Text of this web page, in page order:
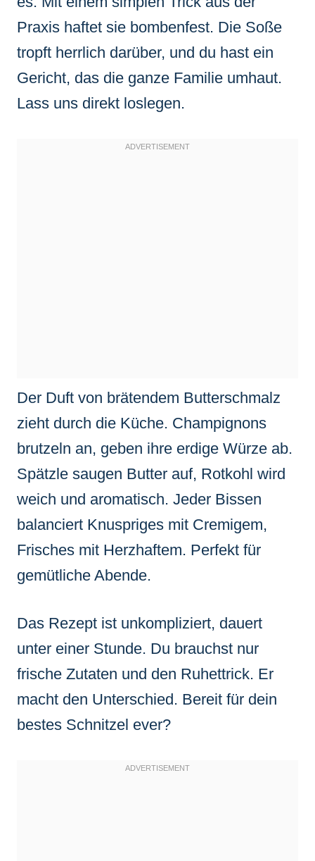
Praxis haftet sie bombenfest. Die Soße
tropft herrlich darüber, und du hast ein
Gericht, das die ganze Familie umhaut.
Lass uns direkt loslegen.
Der Duft von brätendem Butterschmalz
zieht durch die Küche. Champignons
brutzeln an, geben ihre erdige Würze ab.
Spätzle saugen Butter auf, Rotkohl wird
weich und aromatisch. Jeder Bissen
balanciert Knuspriges mit Cremigem,
Frisches mit Herzhaftem. Perfekt für
gemütliche Abende.
Das Rezept ist unkompliziert, dauert
unter einer Stunde. Du brauchst nur
frische Zutaten und den Ruhettrick. Er
macht den Unterschied. Bereit für dein
bestes Schnitzel ever?